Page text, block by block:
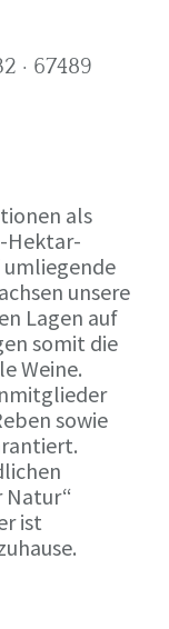
· 67489
als
Hektar-
unsere
Lagen auf
somit die
Weine.
sowie
Natur“
ist